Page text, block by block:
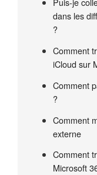
dans les
?
Comment
iCloud sur
Comment
?
Comment
externe
Comment
Microsoft